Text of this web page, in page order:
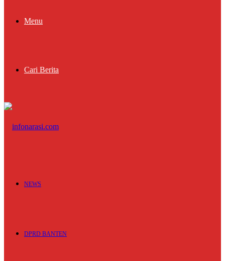
Menu
Cari Berita
NEWS
DPRD BANTEN